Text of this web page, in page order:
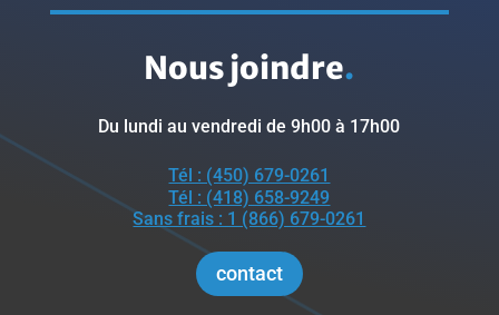
Nous joindre.
Du lundi au vendredi de 9h00 à 17h00
Tél : (450) 679-0261
Tél : (418) 658-9249
Sans frais : 1 (866) 679-0261
contact